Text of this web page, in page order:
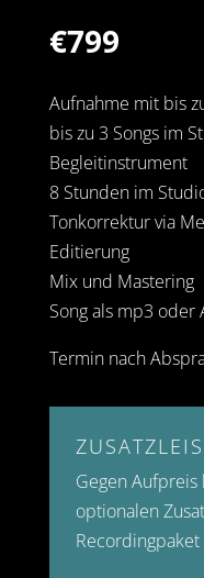
€799
Aufnahme mit bis
bis zu 3 Songs im
Begleitinstrument
8 Stunden im
Tonkorrektur via
Editierung
Mix und Mastering
Song als mp3 oder
Termin nach
Gegen
optionalen